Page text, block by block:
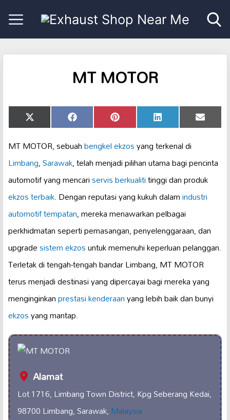
MT MOTOR
Share
on
X
(Twitter)
Share
on
Facebook Share
on
Pinterest Share
on
LinkedIn Share
on
Email
MT MOTOR, sebuahbengkel ekzosyang terkenal di
Limbang,Sarawak, telah menjadi pilihan utama bagi pencinta
automotif yang mencariservis berkualititinggi dan produk
ekzos terbaik. Dengan reputasi yang kukuh dalamindustri
automotif tempatan, mereka menawarkan pelbagai
perkhidmatan seperti pemasangan, penyelenggaraan, dan
upgradesistem ekzosuntuk memenuhi keperluan pelanggan.
Terletak di tengah-tengah bandar Limbang, MT MOTOR
terus menjadi destinasi yang dipercayai bagi mereka yang
menginginkanprestasi kenderaanyang lebih baik dan bunyi
ekzosyang mantap.
Alamat
Lot 1716, Limbang Town District, Kpg Seberang Kedai,
98700 Limbang, Sarawak,Malaysia